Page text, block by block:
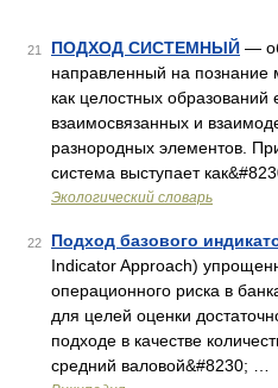
21 ПОДХОД СИСТЕМНЫЙ —
направленный на познание
как целостных образований
взаимосвязанных и
разнородных элементов.
система выступает
Экологический словарь
22 Подход базового
Indicator Approach)
операционного риска в
для целей оценки
подходе в качестве
средний валовой&#8230; …